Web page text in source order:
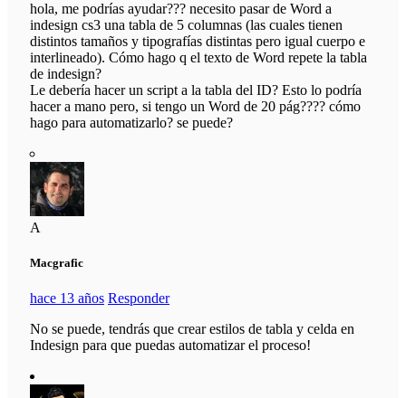
hola, me podrías ayudar??? necesito pasar de Word a
indesign cs3 una tabla de 5 columnas (las cuales tienen
distintos tamaños y tipografías distintas pero igual cuerpo e
interlineado). Cómo hago q el texto de Word repete la tabla
de indesign?
Le debería hacer un script a la tabla del ID? Esto lo podría
hacer a mano pero, si tengo un Word de 20 pág???? cómo
hago para automatizarlo? se puede?
A
Macgrafic
hace 13 años Responder
No se puede, tendrás que crear estilos de tabla y celda en
Indesign para que puedas automatizar el proceso!